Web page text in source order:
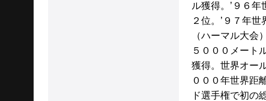
ル獲得。’９６
２位。’９７年
（ハーマル大会
５０００メート
獲得。世界オー
０００年世界距
ド選手権で初の